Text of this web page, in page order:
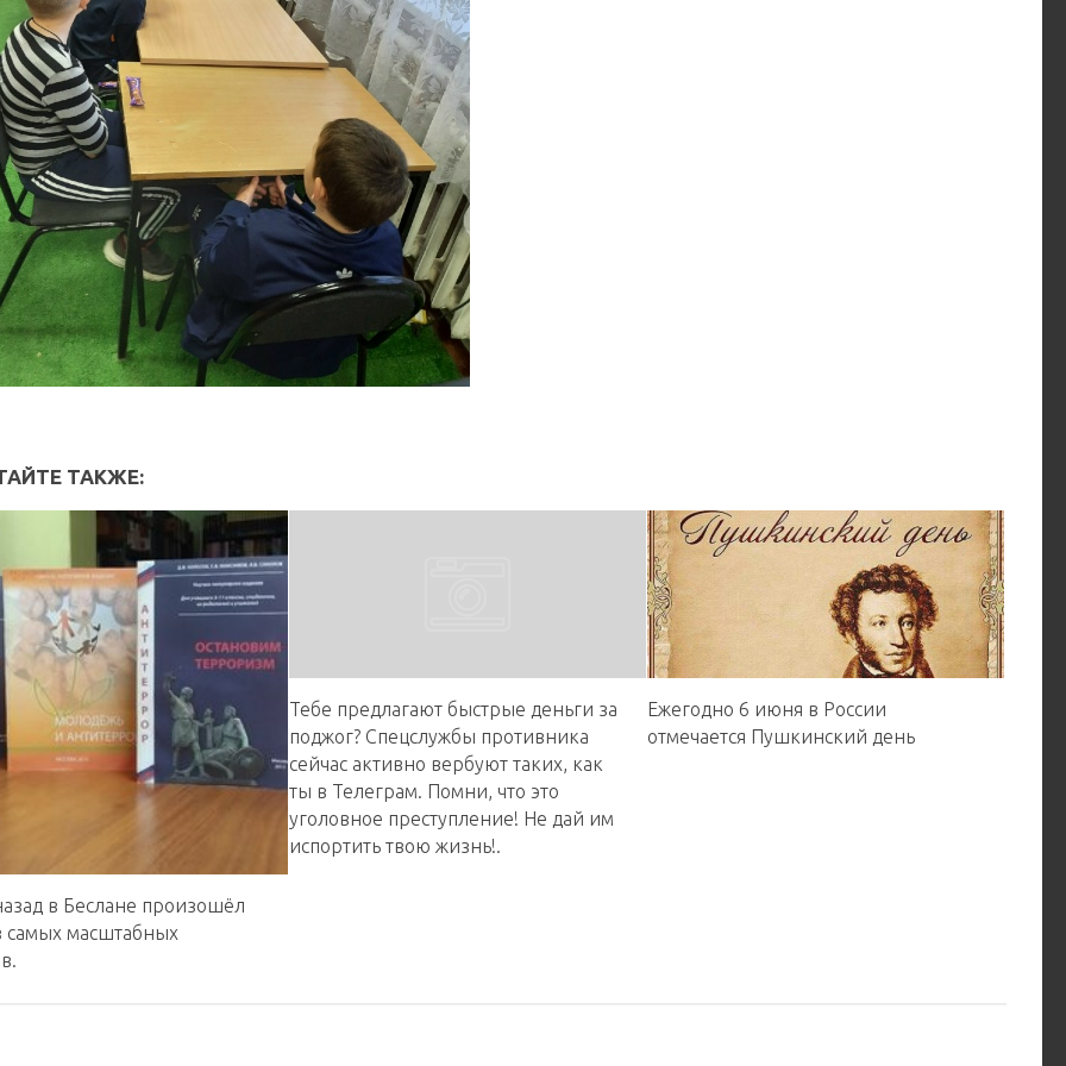
ТАКЖЕ:
в Беслане произошёл
самых масштабных
Тебе предлагают быстрые деньги за
поджог? Спецслужбы противника
сейчас активно вербуют таких, как
ты в Телеграм. Помни, что это
уголовное преступление! Не дай им
испортить твою жизнь!.
Ежегодно 6 июня в России
отмечается Пушкинский день